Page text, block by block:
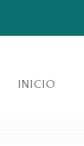
INICIO